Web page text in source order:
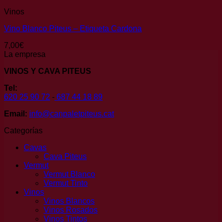
Vinos
Vino Blanco Piteus – Etiqueta Cardona
7,00€
La empresa
VINOS Y CAVA PITEUS
Tel:
620 25 90 72 - 687 44 18 89
Email: info@canpaletpiteus.cat
Categorías
Cavas
Cava Piteus
Vermut
Vermut Blanco
Vermut Tinto
Vinos
Vinos Blancos
Vinos Rosados
Vinos Tintos